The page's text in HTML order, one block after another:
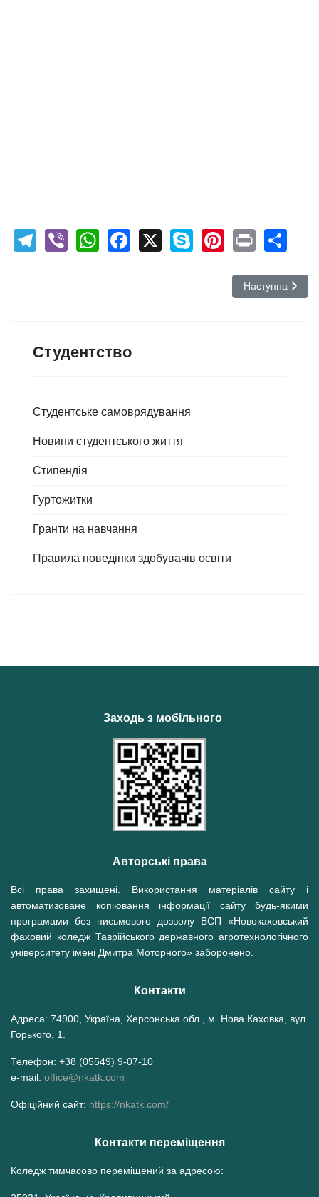
Telegram
ViberWhatsApp
Facebook
X SkypePinterest
Print
Наступна
Наступна
Студентство
Студентське самоврядування
Новини студентського життя
Стипендія
Гуртожитки
Гранти на навчання
Правила поведінки здобувачів освіти
Заходь з мобільного
Авторські права
Всі права захищені. Використання матеріалів сайту і
автоматизоване копіювання інформації сайту будь-якими
програмами без письмового дозволу ВСП «Новокаховський
фаховий коледж Таврійського державного агротехнологічного
університету імені Дмитра Моторного» заборонено.
Контакти
Адреса: 74900, Україна, Херсонська обл., м. Нова Каховка, вул.
Горького, 1.
Телефон: +38 (05549) 9-07-10
e-mail: office@nkatk.com
Офіційний сайт: https://nkatk.com/
Контакти переміщення
Коледж тимчасово переміщений за адресою: